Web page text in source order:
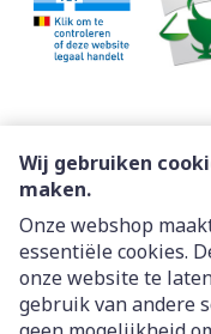
Wij gebruiken
maken.
Onze webshop
essentiële cookies.
onze website te
gebruik van andere
Juridische links